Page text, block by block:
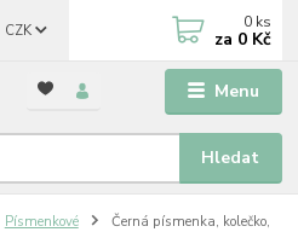
Menu
CZK
Hledat
0 ks
za 0 Kč
Písmenkové
Černá písmenka, kolečko,